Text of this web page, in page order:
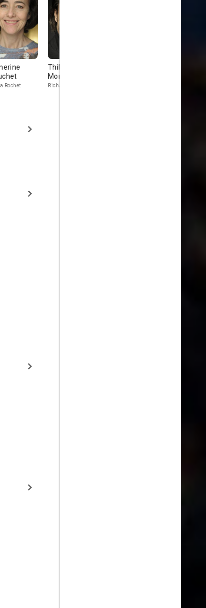
Rochet
Thibault de
Montalembert
Richard